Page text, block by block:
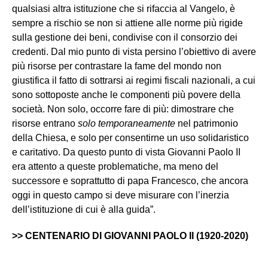
qualsiasi altra istituzione che si rifaccia al Vangelo, è
sempre a rischio se non si attiene alle norme più rigide
sulla gestione dei beni, condivise con il consorzio dei
credenti. Dal mio punto di vista persino l’obiettivo di avere
più risorse per contrastare la fame del mondo non
giustifica il fatto di sottrarsi ai regimi fiscali nazionali, a cui
sono sottoposte anche le componenti più povere della
società. Non solo, occorre fare di più: dimostrare che
risorse entrano solo temporaneamente nel patrimonio
della Chiesa, e solo per consentirne un uso solidaristico
e caritativo. Da questo punto di vista Giovanni Paolo II
era attento a queste problematiche, ma meno del
successore e soprattutto di papa Francesco, che ancora
oggi in questo campo si deve misurare con l’inerzia
dell’istituzione di cui è alla guida”.
>> CENTENARIO DI GIOVANNI PAOLO II (1920-2020)